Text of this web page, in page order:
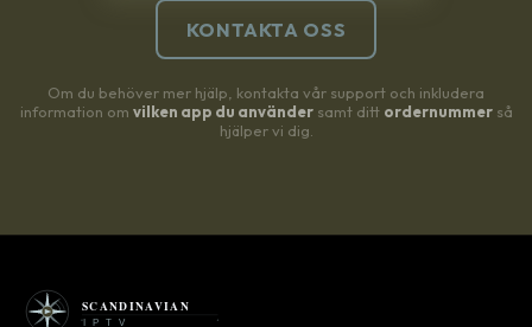
KONTAKTA OSS
Om du behöver mer hjälp, kontakta vår support och inkludera
information om vilken app du användersamt ditt ordernummerså
hjälper vi dig.